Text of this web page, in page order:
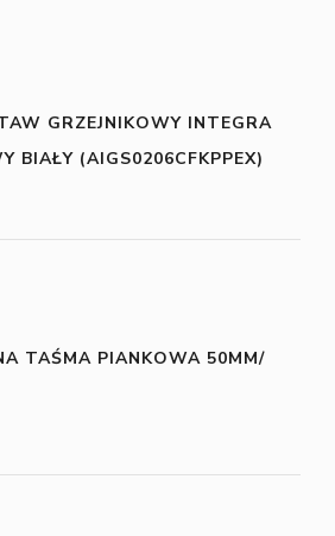
GRZEJNIKOWY INTEGRA
BIAŁY (AIGS0206CFKPPEX)
TAŚMA PIANKOWA 50MM/